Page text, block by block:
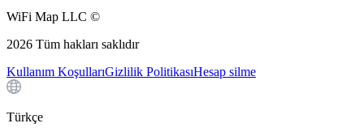
WiFi Map LLC ©
2026 Tüm hakları saklıdır
Kullanım KoşullarıGizlilik PolitikasıHesap silme
Türkçe